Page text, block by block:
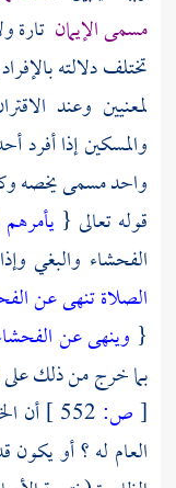
مسمى الإيمان تارة
تختلف دلالته
لمعنيين وعند
والمسكين إذا أفرد
واحد مسمى يخصه
قوله تعالى {
الفحشاء والبغي
الصلاة تنهى عن
{ وينهى عن
بما خرج من ذلك على
[ص:
أن
العام له ؟ أو يكون